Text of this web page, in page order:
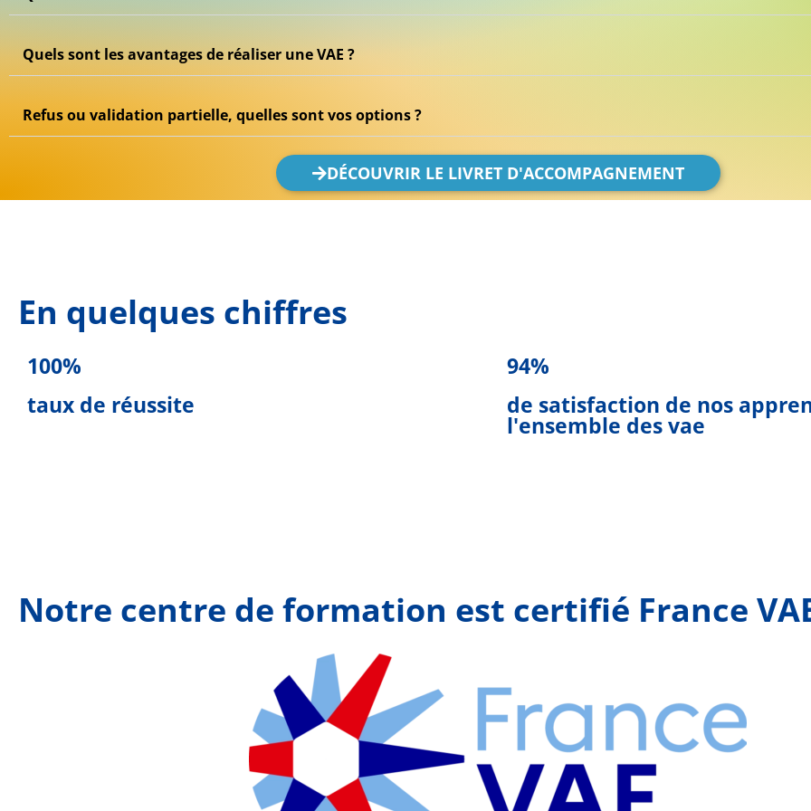
Quels sont les avantages de réaliser une VAE ?
Refus ou validation partielle, quelles sont vos options ?
DÉCOUVRIR LE LIVRET D'ACCOMPAGNEMENT
En quelques chiffres
100%
taux de réussite
94%
de satisfaction de nos
l'ensemble des vae
Notre centre de formation est certifié France